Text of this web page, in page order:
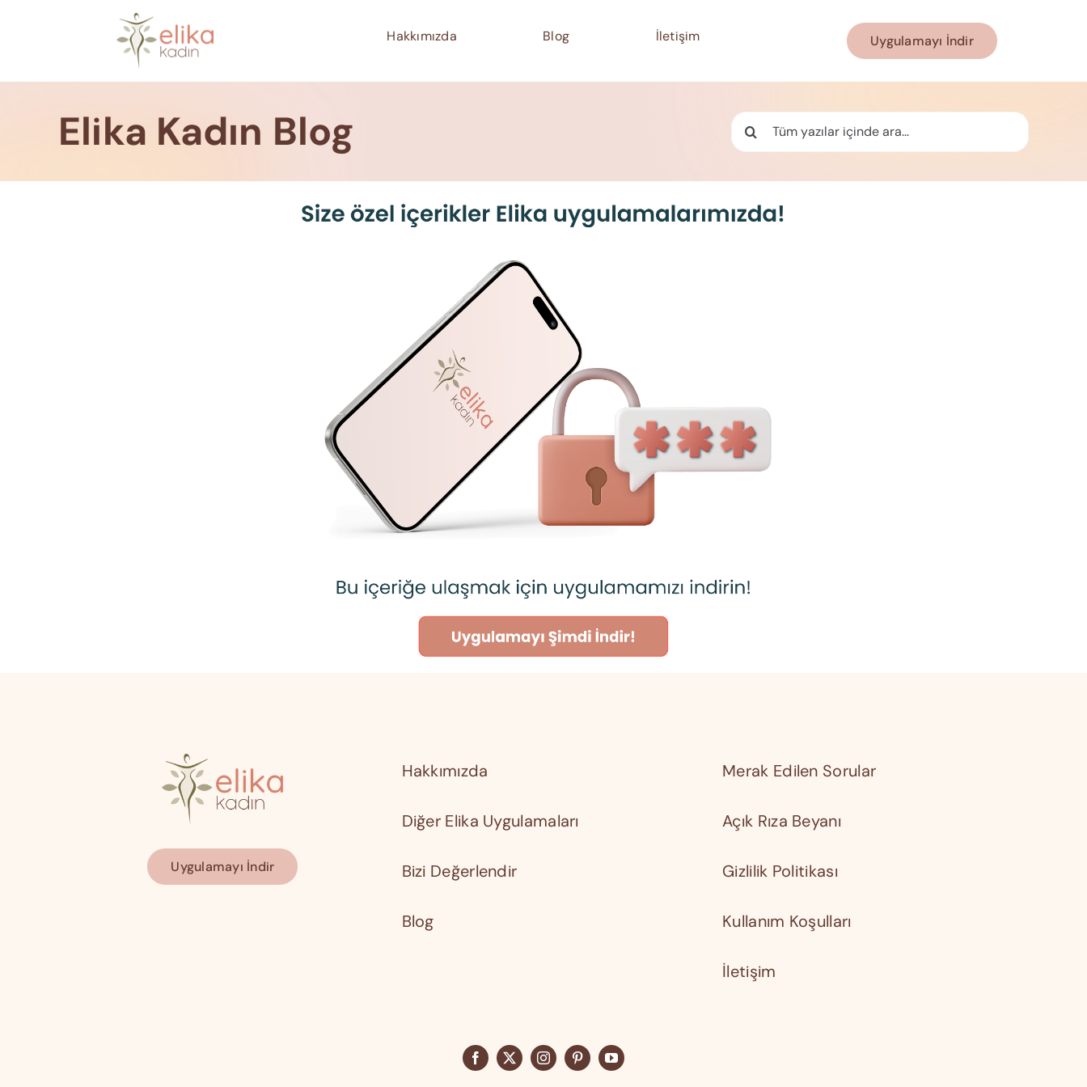
Hakkımızda Blog İletişim Uygulamayı İndir
Elika Kadın Blog Ara:
Uygulamayı İndir
Hakkımızda
Diğer Elika Uygulamaları
Bizi Değerlendir
Blog
Merak Edilen Sorular
Açık Rıza Beyanı
Gizlilik Politikası
Kullanım Koşulları
İletişim